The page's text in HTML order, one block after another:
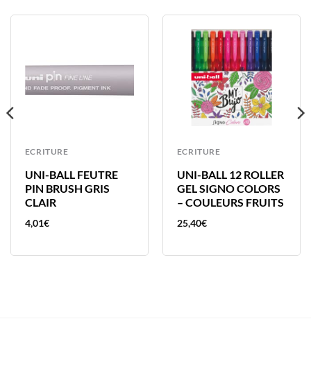
ECRITURE
UNI-BALL FEUTRE
PIN BRUSH GRIS
CLAIR
4,01€
ECRITURE
UNI-BALL 12 ROLLER
GEL SIGNO COLORS
– COULEURS FRUITS
25,40€